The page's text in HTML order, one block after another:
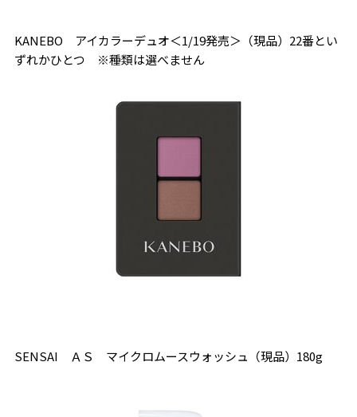
KANEBO アイカラーデュオ＜1/19発売＞（現品）22番とい
ずれかひとつ ※種類は選べません
SENSAI ＡＳ マイクロムースウォッシュ（現品）180g